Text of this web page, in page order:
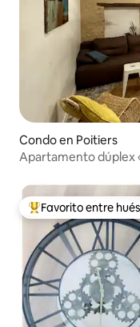
Condo en Poitiers
Apartamento dúplex
Favorito entre
Favorito entre